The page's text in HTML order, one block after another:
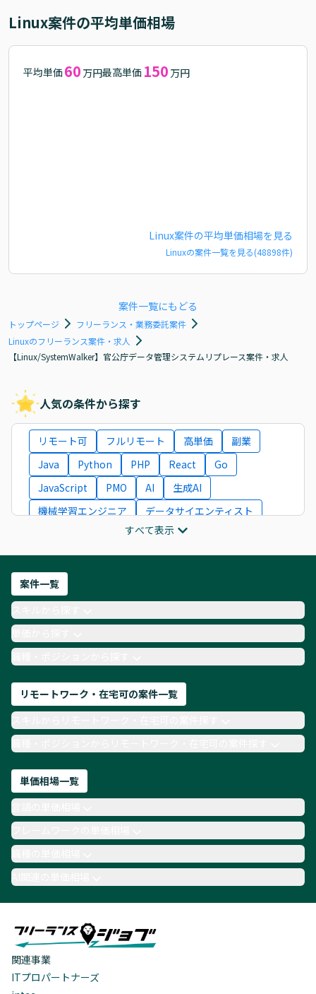
Linux案件の平均単価相場
平均単価 60 万円最高単価 150 万円
Linux案件の平均単価相場を見る
Linuxの案件一覧を見る(48898件)
案件一覧にもどる
トップページ
フリーランス・業務委託案件
Linuxのフリーランス案件・求人
【Linux/SystemWalker】官公庁データ管理システムリプレース案件・求人
人気の条件から探す
リモート可 フルリモート 高単価
副業
Java
Python PHP React
Go
JavaScript
PMO AI
生成AI
機械学習エンジニア
データサイエンティスト
ITコンサルタント
フロントエンドエンジニア
ネットワークエンジニア
AIエンジニア
Webデザイナー
月収100万円 業務委託
COBOL
Ruby
TypeScript
Laravel AWS
すべて表示
案件一覧
単価から探す
職種・ポジションから探す
リモートワーク・在宅可の案件一覧
職種・ポジションからリモートワーク・在宅可の案件探す
単価相場一覧
職種の単価相場
AI関連の単価相場
関連事業
ITプロパートナーズ